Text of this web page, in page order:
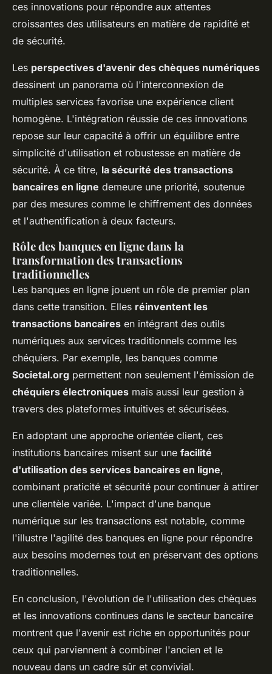
ces innovations pour répondre aux attentes
croissantes des utilisateurs en matière de rapidité et
de sécurité.
Les perspectives d'avenir des chèques numériques
dessinent un panorama où l'interconnexion de
multiples services favorise une expérience client
homogène. L'intégration réussie de ces innovations
repose sur leur capacité à offrir un équilibre entre
simplicité d'utilisation et robustesse en matière de
sécurité. À ce titre, la sécurité des transactions
bancaires en ligne demeure une priorité, soutenue
par des mesures comme le chiffrement des données
et l'authentification à deux facteurs.
Rôle des banques en ligne dans la
transformation des transactions
traditionnelles
Les banques en ligne jouent un rôle de premier plan
dans cette transition. Elles réinventent les
transactions bancaires en intégrant des outils
numériques aux services traditionnels comme les
chéquiers. Par exemple, les banques comme
Societal.org permettent non seulement l'émission de
chéquiers électroniques mais aussi leur gestion à
travers des plateformes intuitives et sécurisées.
En adoptant une approche orientée client, ces
institutions bancaires misent sur une facilité
d'utilisation des services bancaires en ligne,
combinant praticité et sécurité pour continuer à attirer
une clientèle variée. L'impact d'une banque
numérique sur les transactions est notable, comme
l'illustre l'agilité des banques en ligne pour répondre
aux besoins modernes tout en préservant des options
traditionnelles.
En conclusion, l'évolution de l'utilisation des chèques
et les innovations continues dans le secteur bancaire
montrent que l'avenir est riche en opportunités pour
ceux qui parviennent à combiner l'ancien et le
nouveau dans un cadre sûr et convivial.